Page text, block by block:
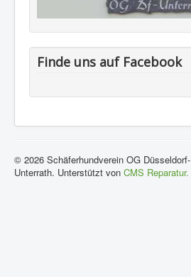
Impressum
Finde uns auf Facebook
© 2026 Schäferhundverein OG Düsseldorf-
Unterrath. Unterstützt von CMS Reparatur.